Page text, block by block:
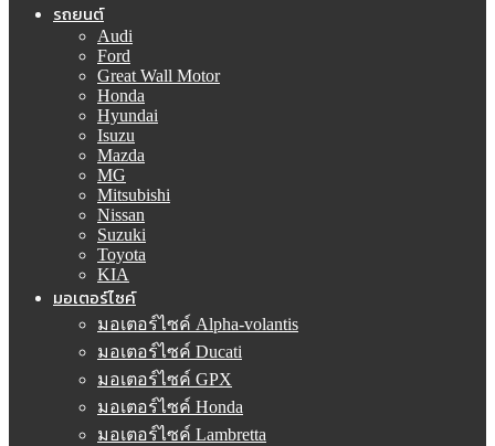
รถยนต์
Audi
Ford
Great Wall Motor
Honda
Hyundai
Isuzu
Mazda
MG
Mitsubishi
Nissan
Suzuki
Toyota
KIA
มอเตอร์ไซค์
มอเตอร์ไซค์ Alpha-volantis
มอเตอร์ไซค์ Ducati
มอเตอร์ไซค์ GPX
มอเตอร์ไซค์ Honda
มอเตอร์ไซค์ Lambretta